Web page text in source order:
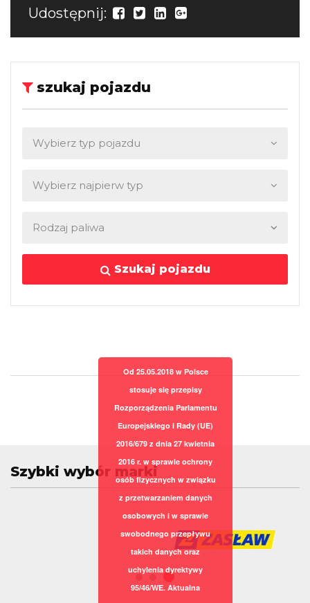
Udostępnij:
szukaj pojazdu
Szukaj pojazdu
Szybki wybór marki
Od 25.05.2018 w Polsce
stosuje się przepisy
Rozporządzenia Parlamentu
Europejskiego i Rady (UE)
2016/679 z dnia 27 kwietnia
2016 r. w sprawie ochrony
osób fizycznych w związku
z przetwarzaniem danych
osobowych i w sprawie
swobodnego przepływu
takich danych oraz
uchylenia dyrektywy
95/46/WE. Aktualna